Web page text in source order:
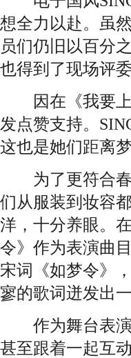
想全力以赴。虽
员们仍旧以百分
也得到了现场评
因在《我要上
发点赞支持。
这也是她们距离
为了更符合春
们从服装到妆容
洋，十分养眼。
令》作为表演曲
宋词《如梦令》
寥的歌词迸发出
作为舞台表演
甚至跟着一起互